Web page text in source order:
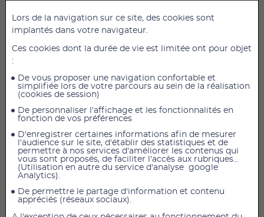
Négatoscope Standard Holtex,
2 Plages, 2 X 45W
Réf. : OTA1002
518,40 € TTC
432,00 €HT
518,40 € TTC
AJOUTER AU PANIER
Description
NÉGATOSCOPE STANDARD HOLTEX, 2 PLAGES, 2 X
45W
Lors de la navigation sur ce site, des cookies sont
implantés dans votre navigateur.
Ces cookies dont la durée de vie est limitée ont pour objet
:
De vous proposer une navigation confortable et
simplifiée lors de votre parcours au sein de la réalisation
(cookies de session)
De personnaliser l'affichage et les fonctionnalités en
fonction de vos préférences
D'enregistrer certaines informations afin de mesurer
l'audience sur le site, d'établir des statistiques et de
permettre à nos services d'améliorer les contenus qui
vous sont proposés, de faciliter l'accès aux rubriques...
(Utilisation en autre du service d'analyse google
Analytics).
De permettre le partage d'information et contenu
appréciés (réseaux sociaux).